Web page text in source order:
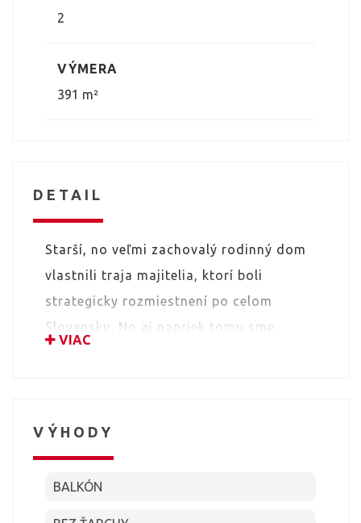
2
VÝMERA
391 m²
DETAIL
Starší, no veľmi zachovalý rodinný dom
vlastnili traja majitelia, ktorí boli
strategicky rozmiestnení po celom
Slovensku. No aj napriek tomu sme
trhu ohrial dlhšie, predaj trval 5
mesiacov no nakoniec si predsa len
našiel svojich veľmi príjemných
VIAC
VÝHODY
BALKÓN